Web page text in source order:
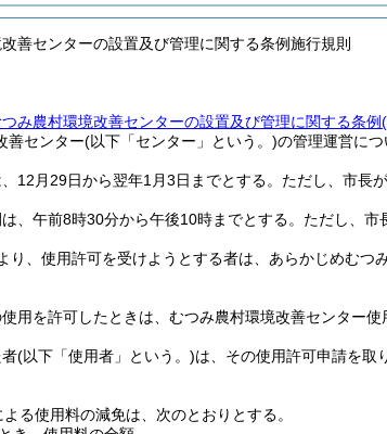
善センターの設置及び管理に関する条例施行規則
み農村環境改善センターの設置及び管理に関する条例
善センター(以下「センター」という。)の管理運営につ
12月29日から翌年1月3日までとする。 ただし、市長
、午前8時30分から午後10時までとする。 ただし、市
り、使用許可を受けようとする者は、あらかじめむつ
用を許可したときは、むつみ農村環境改善センター使
(以下「使用者」という。)は、その使用許可申請を取
る使用料の減免は、次のとおりとする。